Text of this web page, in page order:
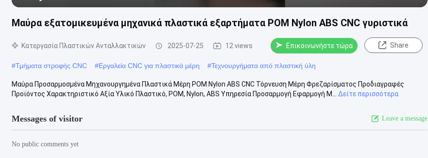
Μαύρα εξατομικευμένα μηχανικά πλαστικά εξαρτήματα POM Nylon ABS CNC γυριστικά
Κατεργασία Πλαστικών Ανταλλακτικών 2025-07-25 12 views Επικοινωνήστε τώρα Share
#Τμήματα στροφής CNC #Εργαλεία CNC για πλαστικά μέρη #Τεχνουργήματα από πλαστική ύλη
Μαύρα Προσαρμοσμένα Μηχανουργημένα Πλαστικά Μέρη POM Nylon ABS CNC Τόρνευση Μέρη Φρεζαρίσματος Προδιαγραφές
Προϊόντος Χαρακτηριστικό Αξία Υλικό Πλαστικό, POM, Nylon, ABS Υπηρεσία Προσαρμογή Εφαρμογή Μ...
Δείτε περισσότερα
Messages of visitor Leave a message
No public comments yet